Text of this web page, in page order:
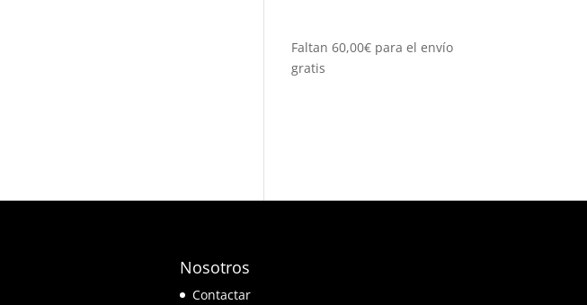
Faltan60,00€ para el envío
gratis
Nosotros
Contactar